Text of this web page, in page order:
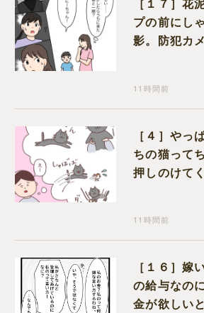
［１７］花
プの前にし
影。防犯カ
11時間前
［４］やっ
ちの猫って
押しのけて
も物怖じし
11時間前
［１６］嫁
の給与なの
金が欲しい